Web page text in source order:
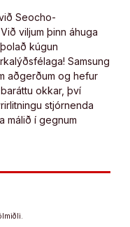
Seocho-
viljum þinn áhuga
kúgun
Samsung
aðgerðum og hefur
okkar, því
stjórnenda
málið í gegnum